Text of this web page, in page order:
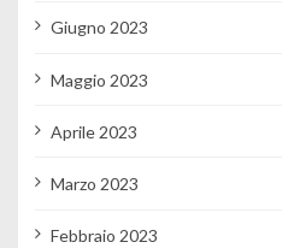
Giugno 2023
Maggio 2023
Aprile 2023
Marzo 2023
Febbraio 2023